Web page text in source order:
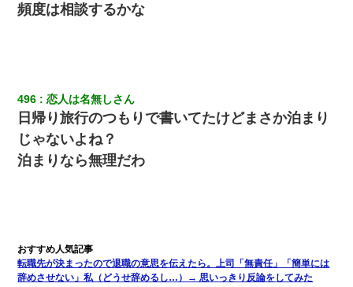
【まぬけ】夫「離婚だ！」私「わかった。で？」夫「慰謝料
友人「酒の勢いで女先輩をホテルに連れ込んだｗｗｗｗｗ」俺
「…」
私『貯金貯まったし、やっと家建てられるね！』夫「実家を二世
い？」
頻度は相談するかな
496 恋人は名無しさん
日帰り旅行のつもりで書いてたけどまさか泊まり
じゃないよね？
泊まりなら無理だわ
転職先が決まったので退職の意思を伝えたら。上司「無責任」「簡単には
辞めさせない」私（どうせ辞めるし…）→ 思いっきり反論をしてみた